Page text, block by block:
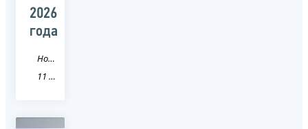
2026
года
Новость
11 Республика Коми